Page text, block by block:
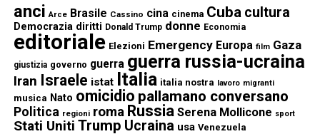
anci Arce Brasile Cassino cina cinema Cuba cultura
Democrazia diritti Donald Trump donne Economia
editoriale Elezioni Emergency Europa film Gaza
giustizia governo guerra guerra russia-ucraina
Iran Israele istat Italia italia nostra lavoro migranti
musica Nato omicidio pallamano conversano
Politica regioni roma Russia Serena Mollicone sport
Stati Uniti Trump Ucraina usa Venezuela